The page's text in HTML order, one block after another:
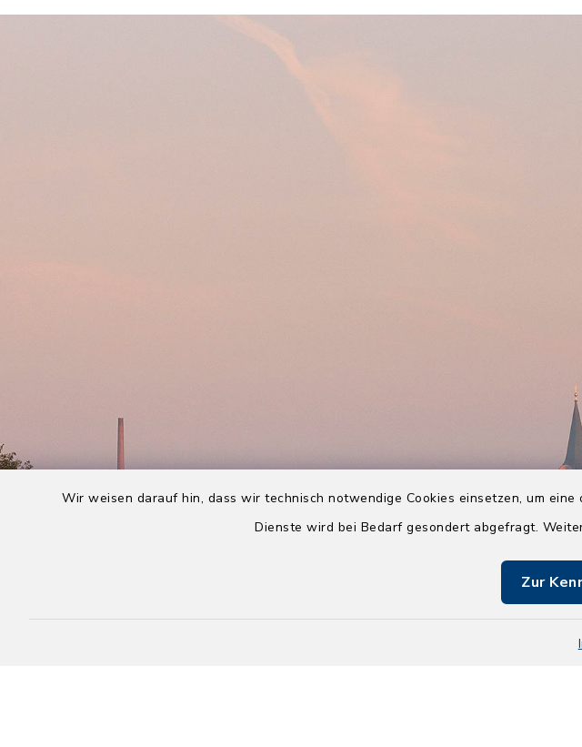
Wir weisen darauf hin, dass wir technisch notwendige Cookies einsetzen, um
Dienste wird bei Bedarf gesondert abgefragt.
Zur